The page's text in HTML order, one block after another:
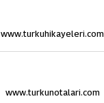
www.turkuhikayeleri.com
www.turkunotalari.com